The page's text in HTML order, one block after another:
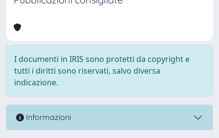
I documenti in IRIS sono protetti da copyright e
tutti i diritti sono riservati, salvo diversa
indicazione.
Informazioni